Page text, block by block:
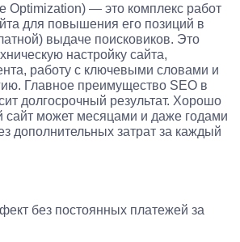
Optimization) — это комплекс работ
для повышения его позиций в
выдаче поисковиков. Это
настройку сайта,
работу с ключевыми словами и
Главное преимущество SEO в
долгосрочный результат. Хорошо
сайт может месяцами и даже годами
дополнительных затрат за каждый
без постоянных платежей за